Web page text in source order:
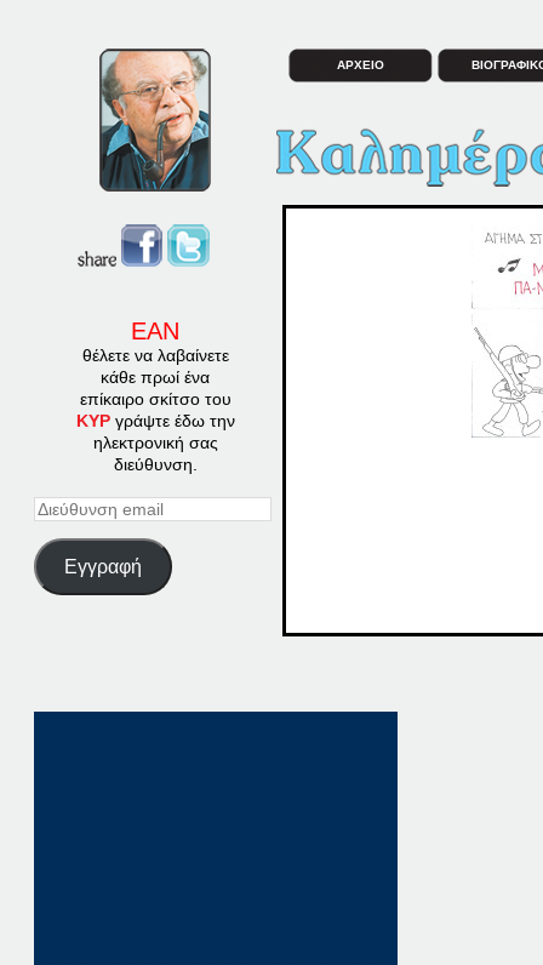
ΕΑΝ
θέλετε να λαβαίνετε
κάθε πρωί ένα
επίκαιρο σκίτσο του
ΚΥΡγράψτε έδω την
ηλεκτρονική σας
διεύθυνση.
Διεύθυνση
Εγγραφή
ΑΡΧΕΙΟ